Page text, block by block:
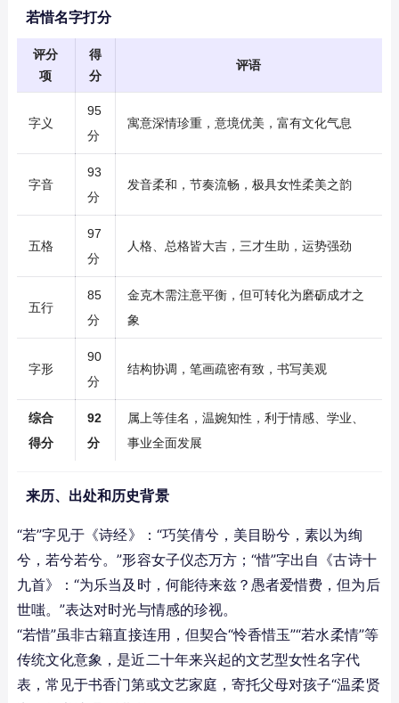
若惜名字打分
评分
项
得
分
评语
字义
95
分
寓意深情珍重，意境优美，富有文化气息
字音
93
分
发音柔和，节奏流畅，极具女性柔美之韵
五格
97
分
人格、总格皆大吉，三才生助，运势强劲
五行
85
分
金克木需注意平衡，但可转化为磨砺成才之
象
字形
90
分
结构协调，笔画疏密有致，书写美观
综合
得分
92
分
属上等佳名，温婉知性，利于情感、学业、
事业全面发展
来历、出处和历史背景
“若”字见于《诗经》：“巧笑倩兮，美目盼兮，素以为绚
兮，若兮若兮。”形容女子仪态万方；“惜”字出自《古诗十
九首》：“为乐当及时，何能待来兹？愚者爱惜费，但为后
世嗤。”表达对时光与情感的珍视。
“若惜”虽非古籍直接连用，但契合“怜香惜玉”“若水柔情”等
传统文化意象，是近二十年来兴起的文艺型女性名字代
表，常见于书香门第或文艺家庭，寄托父母对孩子“温柔贤